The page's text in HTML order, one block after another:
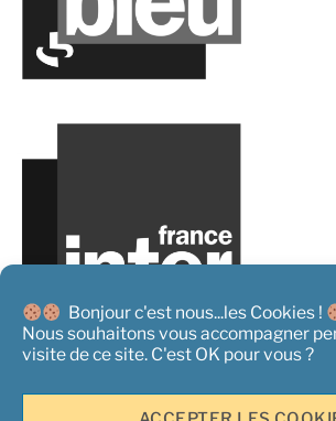
Bonjour c'est nous...les Cookies !
Nous souhaitons vous accompagner
visite de ce site. C'est OK pour vous ?